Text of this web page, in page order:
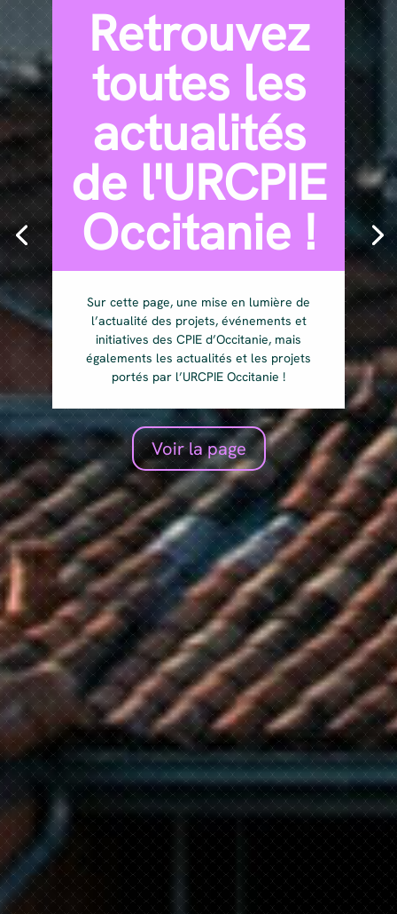
Retrouvez
toutes les
actualités
de l'URCPIE
Occitanie !
Sur cette page, une mise en lumière de
l’actualité des projets, événements et
initiatives des CPIE d’Occitanie, mais
égalements les actualités et les projets
portés par l’URCPIE Occitanie !
Voir la page